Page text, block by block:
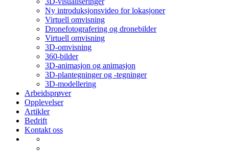
Ny introduksjonsvideo for lokasjoner
Virtuell omvisning
Dronefotografering og dronebilder
Virtuell omvisning
3D-omvisning
360-bilder
3D-animasjon og animasjon
3D-plantegninger og -tegninger
3D-modellering
Arbeidsprøver
Opplevelser
Artikler
Bedrift
Kontakt oss